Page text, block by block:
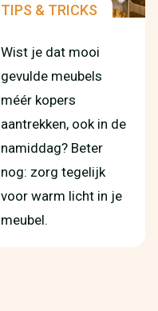
TIPS & TRICKS
Wist je dat mooi
gevulde meubels
méér kopers
aantrekken, ook in de
namiddag? Beter
nog: zorg tegelijk
voor warm licht in je
meubel.